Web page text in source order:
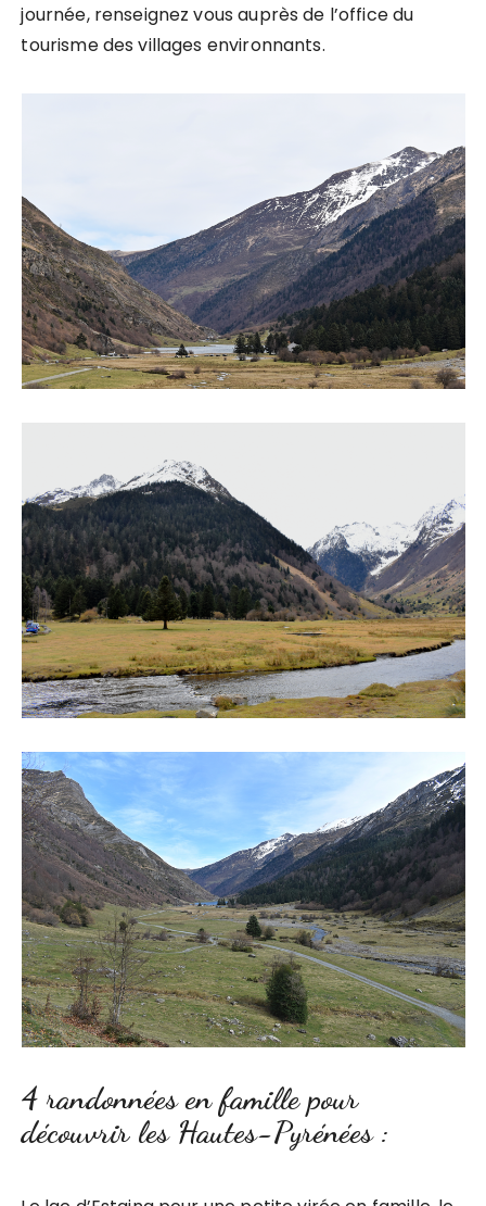
journée, renseignez vous auprès de l’office du
tourisme des villages environnants.
4 randonnées en famille pour
découvrir les Hautes-Pyrénées :